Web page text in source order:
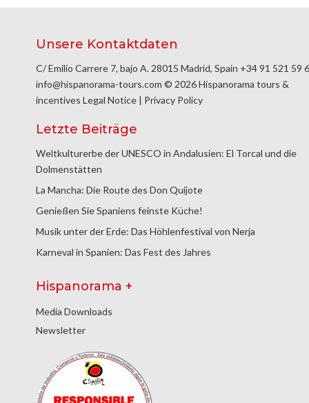
Unsere Kontaktdaten
C/ Emilio Carrere 7, bajo A. 28015 Madrid, Spain +34 91 521 59
info@hispanorama-tours.com © 2026 Hispanorama tours &
incentives Legal Notice | Privacy Policy
Letzte Beiträge
Weltkulturerbe der UNESCO in Andalusien: El Torcal und die
Dolmenstätten
La Mancha: Die Route des Don Quijote
Genießen Sie Spaniens feinste Küche!
Musik unter der Erde: Das Höhlenfestival von Nerja
Karneval in Spanien: Das Fest des Jahres
Hispanorama +
Media Downloads
Newsletter